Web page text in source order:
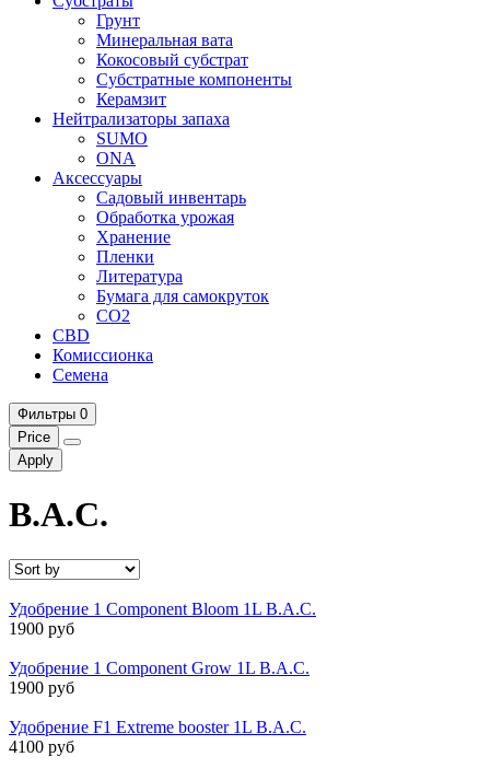
Грунт
Минеральная вата
Кокосовый субстрат
Субстратные компоненты
Керамзит
Нейтрализаторы запаха
SUMO
ONA
Аксессуары
Садовый инвентарь
Обработка урожая
Хранение
Пленки
Литература
Бумага для самокруток
CO2
CBD
Комисcионка
Семена
Фильтры 0
Price
Apply
B.A.C.
Удобрение 1 Component Bloom 1L B.A.C.
1900 руб
Удобрение 1 Component Grow 1L B.A.C.
1900 руб
Удобрение F1 Extreme booster 1L B.A.C.
4100 руб